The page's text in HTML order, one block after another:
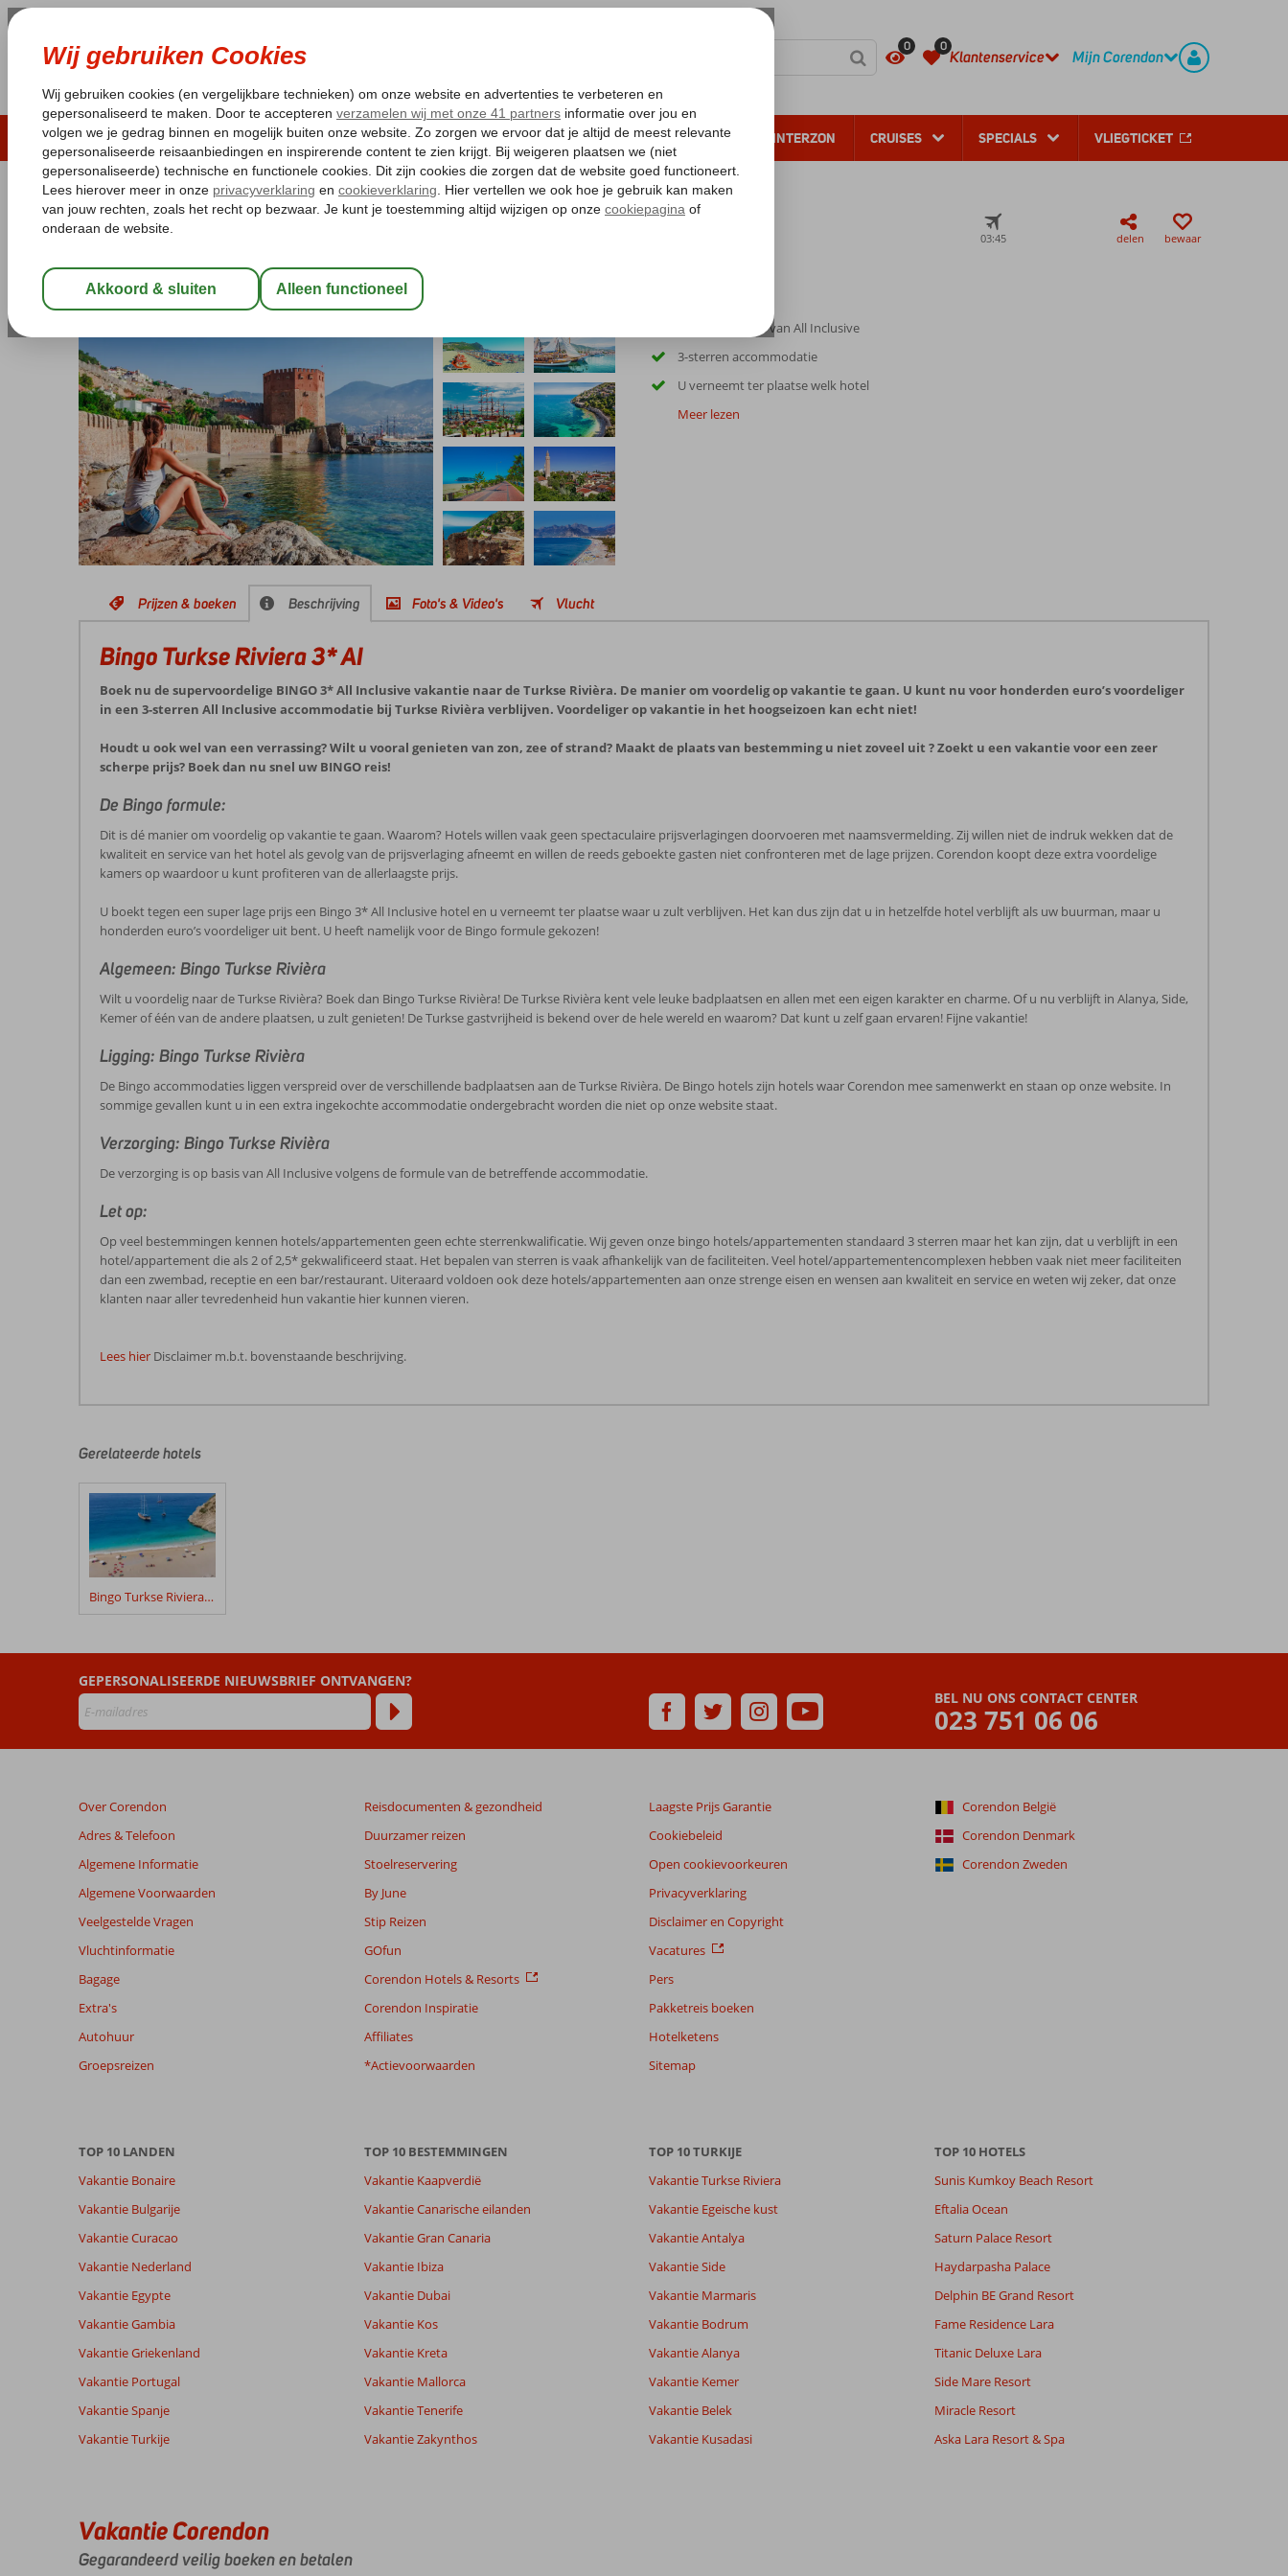
0 0
Klantenservice Mijn Corendon
LAST MINUTE ZOMER 2026 ZONVAKANTIE VERRE REIZEN ALL INCLUSIVE WINTERZON CRUISES SPECIALS VLIEGTICKET
Pakketgarantie Laagsteprijsgarantie* Gratis annuleren*
Home
Turkije Turkse Riviera
Bingo Turkse Riviera 3* AI
All Inclusive Hotel
03:45 delen bewaar
Verblijf op basis van All Inclusive
3-sterren accommodatie
U verneemt ter plaatse welk hotel
Meer lezen
Prijzen & boeken Beschrijving Foto's & Video's Vlucht
Bingo Turkse Riviera 3* AI
Boek nu de supervoordelige BINGO 3* All Inclusive vakantie naar de Turkse Rivièra. De manier om voordelig op vakantie te gaan. U kunt nu voor honderden euro’s voordeliger
in een 3-sterren All Inclusive accommodatie bij Turkse Rivièra verblijven. Voordeliger op vakantie in het hoogseizoen kan echt niet!
Houdt u ook wel van een verrassing? Wilt u vooral genieten van zon, zee of strand? Maakt de plaats van bestemming u niet zoveel uit ? Zoekt u een vakantie voor een zeer
scherpe prijs? Boek dan nu snel uw BINGO reis!
De Bingo formule:
Dit is dé manier om voordelig op vakantie te gaan. Waarom? Hotels willen vaak geen spectaculaire prijsverlagingen doorvoeren met naamsvermelding. Zij willen niet de indruk wekken dat de
kwaliteit en service van het hotel als gevolg van de prijsverlaging afneemt en willen de reeds geboekte gasten niet confronteren met de lage prijzen. Corendon koopt deze extra voordelige
kamers op waardoor u kunt profiteren van de allerlaagste prijs.
U boekt tegen een super lage prijs een Bingo 3* All Inclusive hotel en u verneemt ter plaatse waar u zult verblijven. Het kan dus zijn dat u in hetzelfde hotel verblijft als uw buurman, maar u
honderden euro’s voordeliger uit bent. U heeft namelijk voor de Bingo formule gekozen!
Algemeen: Bingo Turkse Rivièra
Wilt u voordelig naar de Turkse Rivièra? Boek dan Bingo Turkse Rivièra! De Turkse Rivièra kent vele leuke badplaatsen en allen met een eigen karakter en charme. Of u nu verblijft in Alanya, Side,
Kemer of één van de andere plaatsen, u zult genieten! De Turkse gastvrijheid is bekend over de hele wereld en waarom? Dat kunt u zelf gaan ervaren! Fijne vakantie!
Ligging: Bingo Turkse Rivièra
De Bingo accommodaties liggen verspreid over de verschillende badplaatsen aan de Turkse Rivièra. De Bingo hotels zijn hotels waar Corendon mee samenwerkt en staan op onze website. In
sommige gevallen kunt u in een extra ingekochte accommodatie ondergebracht worden die niet op onze website staat.
Verzorging: Bingo Turkse Rivièra
De verzorging is op basis van All Inclusive volgens de formule van de betreffende accommodatie.
Let op:
Op veel bestemmingen kennen hotels/appartementen geen echte sterrenkwalificatie. Wij geven onze bingo hotels/appartementen standaard 3 sterren maar het kan zijn, dat u verblijft in een
hotel/appartement die als 2 of 2,5* gekwalificeerd staat. Het bepalen van sterren is vaak afhankelijk van de faciliteiten. Veel hotel/appartementencomplexen hebben vaak niet meer faciliteiten
dan een zwembad, receptie en een bar/restaurant. Uiteraard voldoen ook deze hotels/appartementen aan onze strenge eisen en wensen aan kwaliteit en service en weten wij zeker, dat onze
klanten naar aller tevredenheid hun vakantie hier kunnen vieren.
Lees hier Disclaimer m.b.t. bovenstaande beschrijving.
door
klanten
geschreven
hun
verblijf
Bingo
AI
Beoordelingen
die
dan
48
maanden
worden
meer
weergegeven
de
te
over
onze
beoordelingen.
Gerelateerde hotels
Bingo Turkse Riviera 4*
BEL NU ONS CONTACT CENTER
023 751 06 06
GEPERSONALISEERDE NIEUWSBRIEF ONTVANGEN?
Over Corendon
Adres & Telefoon
Algemene Informatie
Algemene Voorwaarden
Veelgestelde Vragen
Vluchtinformatie
Bagage
Extra's
Autohuur
Groepsreizen
Reisdocumenten & gezondheid
Duurzamer reizen
Stoelreservering
By June
Stip Reizen
GOfun
Corendon Hotels & Resorts
Corendon Inspiratie
Affiliates
*Actievoorwaarden
Laagste Prijs Garantie
Cookiebeleid
Open cookievoorkeuren
Privacyverklaring
Disclaimer en Copyright
Vacatures
Pers
Pakketreis boeken
Hotelketens
Sitemap
Corendon België
Corendon Denmark
Corendon Zweden
TOP 10 LANDEN
Vakantie Bonaire
Vakantie Bulgarije
Vakantie Curacao
Vakantie Nederland
Vakantie Egypte
Vakantie Gambia
Vakantie Griekenland
Vakantie Portugal
Vakantie Spanje
Vakantie Turkije
TOP 10 BESTEMMINGEN
Vakantie Kaapverdië
Vakantie Canarische eilanden
Vakantie Gran Canaria
Vakantie Ibiza
Vakantie Dubai
Vakantie Kos
Vakantie Kreta
Vakantie Mallorca
Vakantie Tenerife
Vakantie Zakynthos
TOP 10 TURKIJE
Vakantie Turkse Riviera
Vakantie Egeische kust
Vakantie Antalya
Vakantie Side
Vakantie Marmaris
Vakantie Bodrum
Vakantie Alanya
Vakantie Kemer
Vakantie Belek
Vakantie Kusadasi
TOP 10 HOTELS
Sunis Kumkoy Beach Resort
Eftalia Ocean
Saturn Palace Resort
Haydarpasha Palace
Delphin BE Grand Resort
Fame Residence Lara
Titanic Deluxe Lara
Side Mare Resort
Miracle Resort
Aska Lara Resort & Spa
Vakantie Corendon
Gegarandeerd veilig boeken en betalen